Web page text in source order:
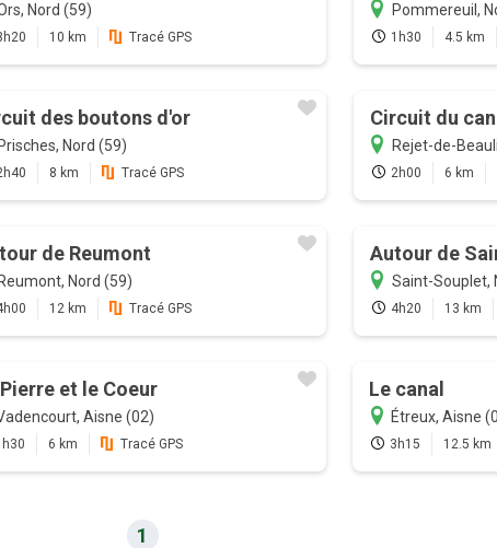
Nord (59)
10 km Tracé GPS
Pommereuil,
1h30 4.5 km
des boutons d'or
Prisches, Nord (59)
8 km Tracé GPS
Circuit du
Rejet-de-
2h00 6 km
de Reumont
Reumont, Nord (59)
12 km Tracé GPS
Autour de
Saint-Souplet,
4h20 13 km
et le Coeur
Aisne (02)
6 km Tracé GPS
Le canal
Étreux, Aisne
3h15 12.5 km
1